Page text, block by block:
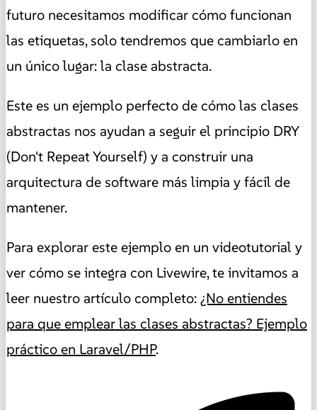
futuro necesitamos modificar cómo funcionan
las etiquetas, solo tendremos que cambiarlo en
un único lugar: la clase abstracta.
Este es un ejemplo perfecto de cómo las clases
abstractas nos ayudan a seguir el principio DRY
(Don't Repeat Yourself) y a construir una
arquitectura de software más limpia y fácil de
mantener.
Para explorar este ejemplo en un videotutorial y
ver cómo se integra con Livewire, te invitamos a
leer nuestro artículo completo:¿No entiendes
para que emplear las clases abstractas? Ejemplo
práctico en Laravel/PHP.